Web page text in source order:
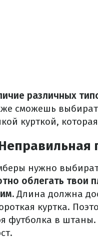
различных
сможешь
курткой,
нужно
облегать твои
Длина должна
куртка.
футболка в штаны.